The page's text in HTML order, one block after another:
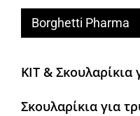
Borghetti Pharma
KIT &
Σκουλαρίκια για